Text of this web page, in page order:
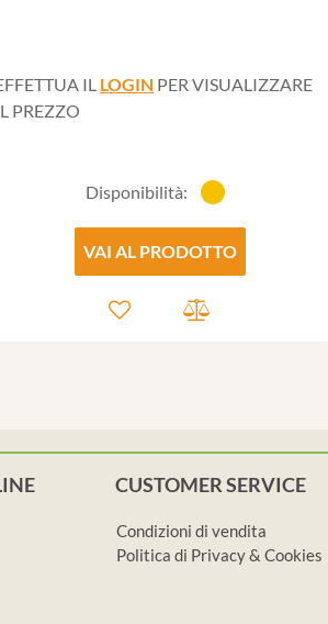
IL LOGIN PER VISUALIZZARE
PREZZO
Disponibilità:
VAI AL PRODOTTO
CUSTOMER SERVICE
Condizioni di vendita
Politica di Privacy & Cookies